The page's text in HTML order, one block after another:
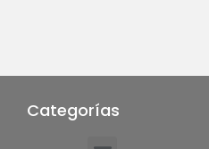
Categorías